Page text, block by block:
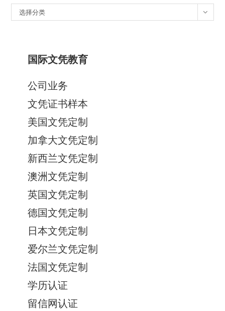
类
选择分类
国际文凭教育
公司业务
文凭证书样本
美国文凭定制
加拿大文凭定制
新西兰文凭定制
澳洲文凭定制
英国文凭定制
德国文凭定制
日本文凭定制
爱尔兰文凭定制
法国文凭定制
学历认证
留信网认证